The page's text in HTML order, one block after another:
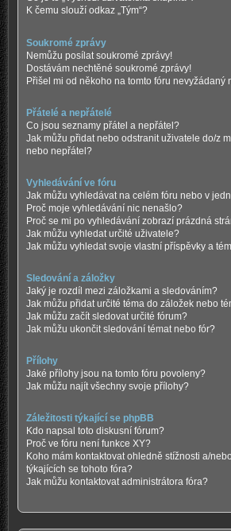
K čemu slouží odkaz „Tým“?
Soukromé zprávy
Nemůžu posílat soukromé zprávy!
Dostávám nechtěné soukromé zprávy!
Přišel mi od někoho na tomto fóru nevyžádaný
Přátelé a nepřátelé
Co jsou seznamy přátel a nepřátel?
Jak můžu přidat nebo odstranit uživatele do/z
nebo nepřátel?
Vyhledávání ve fóru
Jak můžu vyhledávat na celém fóru nebo v
Proč moje vyhledávání nic nenašlo?
Proč se mi po vyhledávání zobrazí prázdná
Jak můžu vyhledat určité uživatele?
Jak můžu vyhledat svoje vlastní příspěvky a
Sledování a záložky
Jaký je rozdíl mezi záložkami a sledováním?
Jak můžu přidat určité téma do záložek nebo
Jak můžu začít sledovat určité fórum?
Jak můžu ukončit sledování témat nebo fór?
Přílohy
Jaké přílohy jsou na tomto fóru povoleny?
Jak můžu najít všechny svoje přílohy?
Záležitosti týkající se phpBB
Kdo napsal toto diskusní fórum?
Proč ve fóru není funkce XY?
Koho mám kontaktovat ohledně stížnosti a/
týkajících se tohoto fóra?
Jak můžu kontaktovat administrátora fóra?